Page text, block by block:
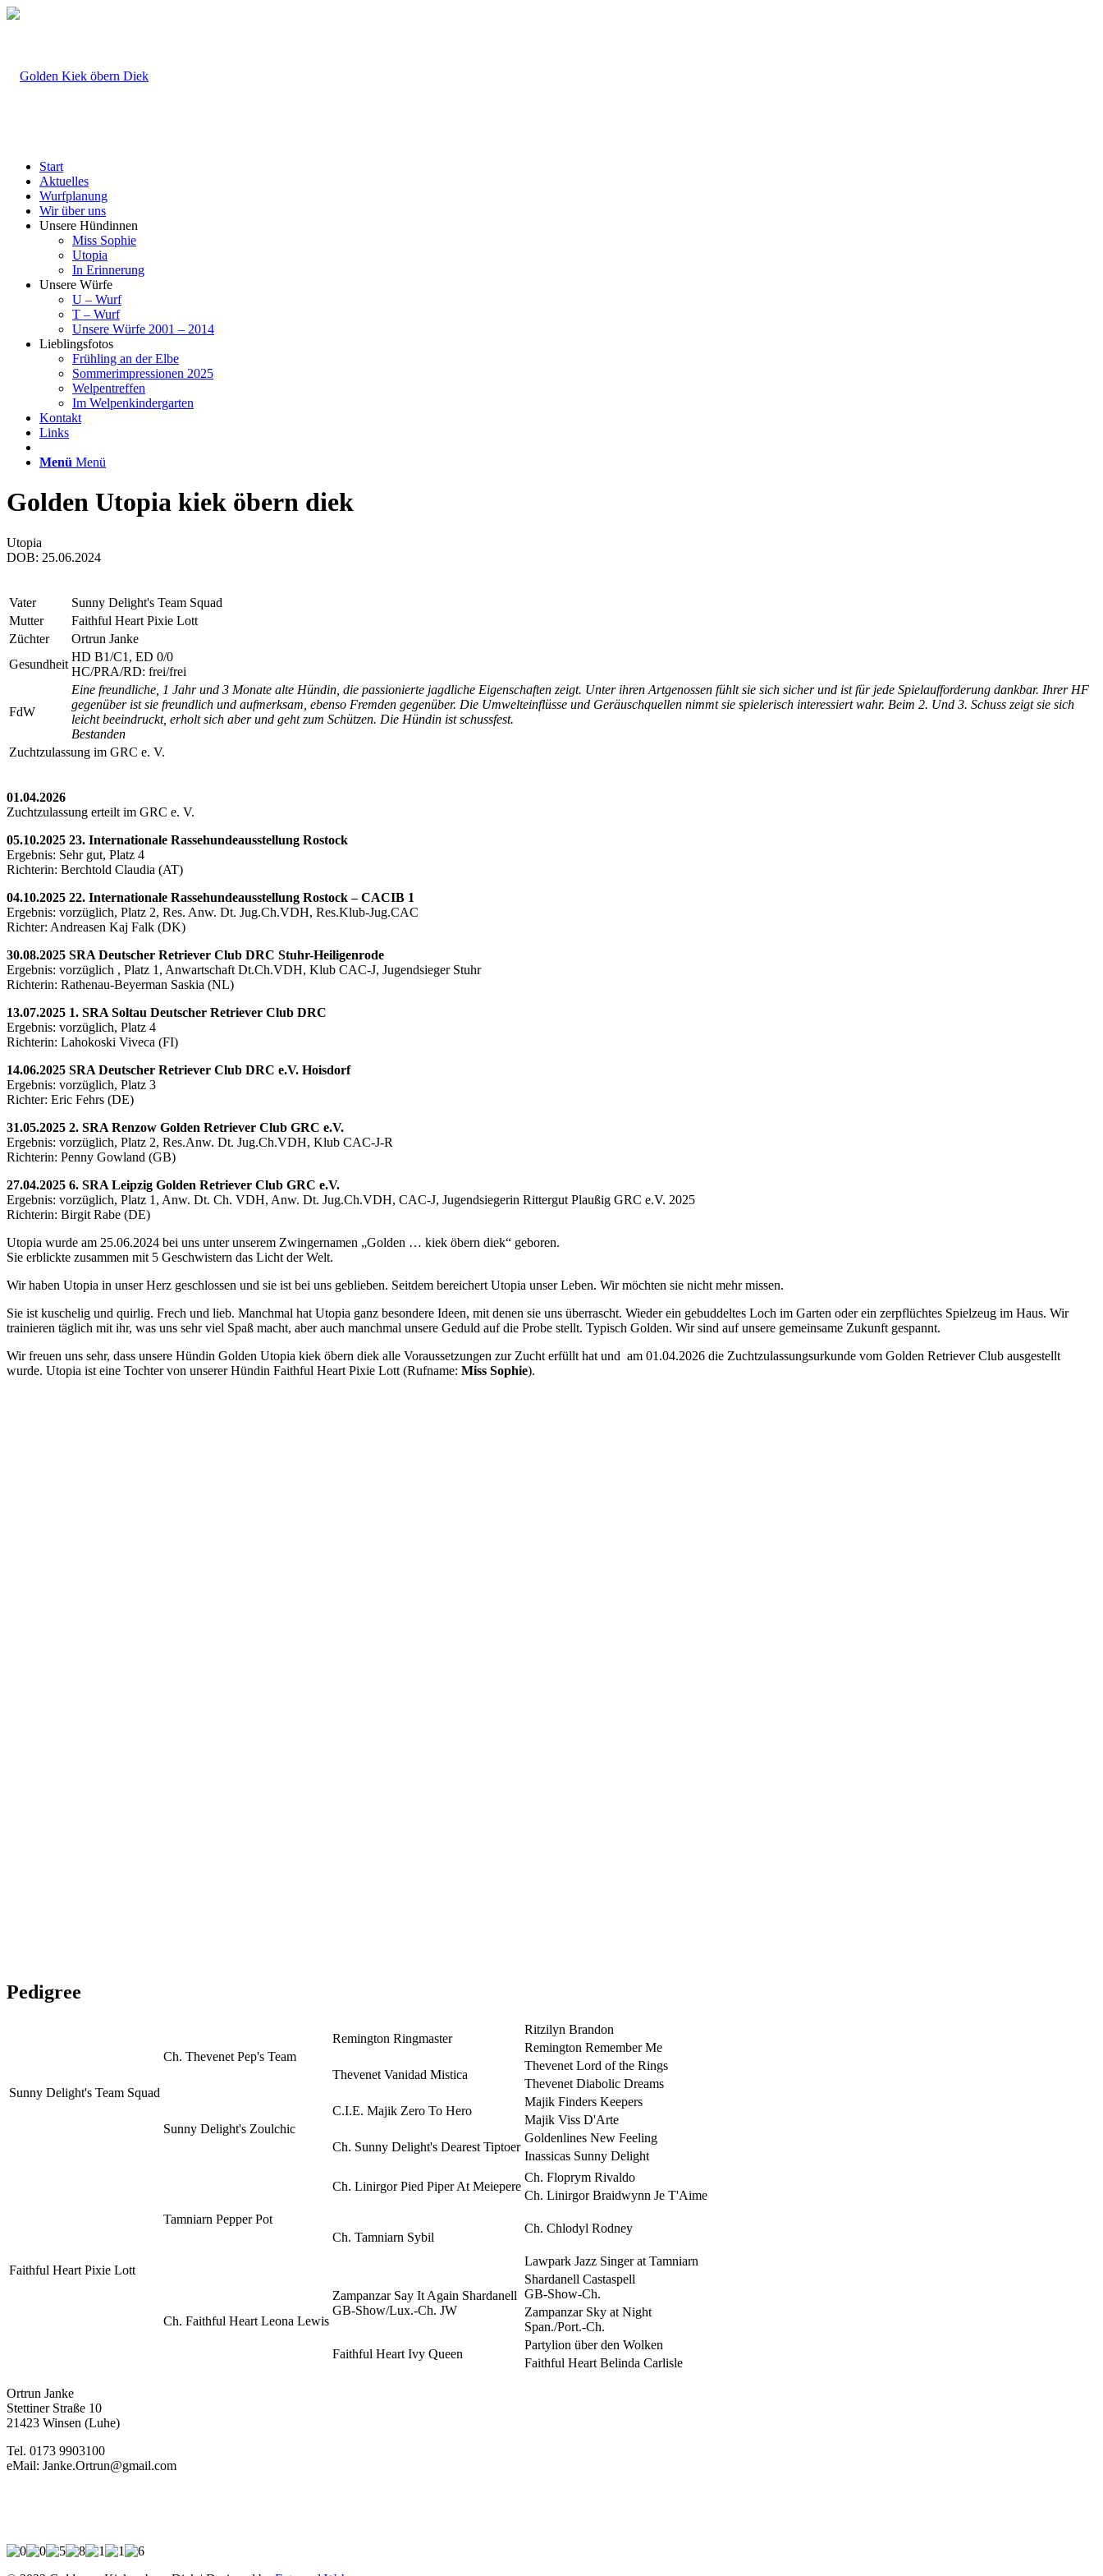
Start
Aktuelles
Wurfplanung
Wir über uns
Unsere Hündinnen
Miss Sophie
Utopia
In Erinnerung
Unsere Würfe
U – Wurf
T – Wurf
Unsere Würfe 2001 – 2014
Lieblingsfotos
Frühling an der Elbe
Sommerimpressionen 2025
Welpentreffen
Im Welpenkindergarten
Kontakt
Links
Menü Menü
Golden Utopia kiek öbern diek
Utopia
DOB: 25.06.2024
Vater
Sunny Delight's Team Squad
Mutter
Faithful Heart Pixie Lott
Züchter
Ortrun Janke
Gesundheit
HD B1/C1, ED 0/0
HC/PRA/RD: frei/frei
FdW
Eine freundliche, 1 Jahr und 3 Monate alte Hündin, die passionierte jagdliche Eigenschaften zeigt. Unter ihren Artgenossen fühlt sie sich sicher und ist für jede Spielaufforderung dankbar. Ihrer HF
gegenüber ist sie freundlich und aufmerksam, ebenso Fremden gegenüber. Die Umwelteinflüsse und Geräuschquellen nimmt sie spielerisch interessiert wahr. Beim 2. Und 3. Schuss zeigt sie sich
leicht beeindruckt, erholt sich aber und geht zum Schützen. Die Hündin ist schussfest.
Bestanden
Zuchtzulassung im GRC e. V.
01.04.2026
Zuchtzulassung erteilt im GRC e. V.
05.10.2025 23. Internationale Rassehundeausstellung Rostock
Ergebnis: Sehr gut, Platz 4
Richterin: Berchtold Claudia (AT)
04.10.2025 22. Internationale Rassehundeausstellung Rostock – CACIB 1
Ergebnis: vorzüglich, Platz 2, Res. Anw. Dt. Jug.Ch.VDH, Res.Klub-Jug.CAC
Richter: Andreasen Kaj Falk (DK)
30.08.2025 SRA Deutscher Retriever Club DRC Stuhr-Heiligenrode
Ergebnis: vorzüglich , Platz 1, Anwartschaft Dt.Ch.VDH, Klub CAC-J, Jugendsieger Stuhr
Richterin: Rathenau-Beyerman Saskia (NL)
13.07.2025 1. SRA Soltau Deutscher Retriever Club DRC
Ergebnis: vorzüglich, Platz 4
Richterin: Lahokoski Viveca (FI)
14.06.2025 SRA Deutscher Retriever Club DRC e.V. Hoisdorf
Ergebnis: vorzüglich, Platz 3
Richter: Eric Fehrs (DE)
31.05.2025 2. SRA Renzow Golden Retriever Club GRC e.V.
Ergebnis: vorzüglich, Platz 2, Res.Anw. Dt. Jug.Ch.VDH, Klub CAC-J-R
Richterin: Penny Gowland (GB)
27.04.2025 6. SRA Leipzig Golden Retriever Club GRC e.V.
Ergebnis: vorzüglich, Platz 1, Anw. Dt. Ch. VDH, Anw. Dt. Jug.Ch.VDH, CAC-J, Jugendsiegerin Rittergut Plaußig GRC e.V. 2025
Richterin: Birgit Rabe (DE)
Utopia wurde am 25.06.2024 bei uns unter unserem Zwingernamen „Golden … kiek öbern diek“ geboren.
Sie erblickte zusammen mit 5 Geschwistern das Licht der Welt.
Wir haben Utopia in unser Herz geschlossen und sie ist bei uns geblieben. Seitdem bereichert Utopia unser Leben. Wir möchten sie nicht mehr missen.
Sie ist kuschelig und quirlig. Frech und lieb. Manchmal hat Utopia ganz besondere Ideen, mit denen sie uns überrascht. Wieder ein gebuddeltes Loch im Garten oder ein zerpflüchtes Spielzeug im Haus. Wir
trainieren täglich mit ihr, was uns sehr viel Spaß macht, aber auch manchmal unsere Geduld auf die Probe stellt. Typisch Golden. Wir sind auf unsere gemeinsame Zukunft gespannt.
Wir freuen uns sehr, dass unsere Hündin Golden Utopia kiek öbern diek alle Voraussetzungen zur Zucht erfüllt hat und am 01.04.2026 die Zuchtzulassungsurkunde vom Golden Retriever Club ausgestellt
wurde. Utopia ist eine Tochter von unserer Hündin Faithful Heart Pixie Lott (Rufname: Miss Sophie).
Pedigree
Sunny Delight's Team Squad
Ch. Thevenet Pep's Team
Remington Ringmaster
Ritzilyn Brandon
Remington Remember Me
Thevenet Vanidad Mistica
Thevenet Lord of the Rings
Thevenet Diabolic Dreams
Sunny Delight's Zoulchic
C.I.E. Majik Zero To Hero
Majik Finders Keepers
Majik Viss D'Arte
Ch. Sunny Delight's Dearest Tiptoer
Goldenlines New Feeling
Inassicas Sunny Delight
Faithful Heart Pixie Lott
Tamniarn Pepper Pot
Ch. Linirgor Pied Piper At Meiepere
Ch. Floprym Rivaldo
Ch. Linirgor Braidwynn Je T'Aime
Ch. Tamniarn Sybil
Ch. Chlodyl Rodney
Lawpark Jazz Singer at Tamniarn
Ch. Faithful Heart Leona Lewis
Zampanzar Say It Again Shardanell
GB-Show/Lux.-Ch. JW
Shardanell Castaspell
GB-Show-Ch.
Zampanzar Sky at Night
Span./Port.-Ch.
Faithful Heart Ivy Queen
Partylion über den Wolken
Faithful Heart Belinda Carlisle
Ortrun Janke
Stettiner Straße 10
21423 Winsen (Luhe)
Tel. 0173 9903100
eMail: Janke.Ortrun@gmail.com